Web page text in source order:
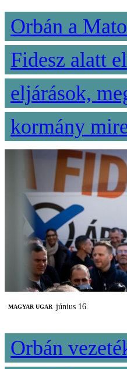
Orbán a
Fidesz alatt
eljárások,
kormány
MAGYAR UGAR június 16.
Orbán